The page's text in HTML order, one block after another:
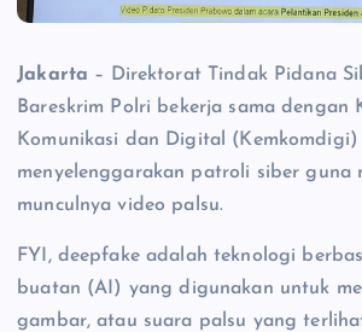
Jakarta – Direktorat Tindak Pidana
Bareskrim Polri bekerja sama dengan
Komunikasi dan Digital (Kemkomdigi)
menyelenggarakan patroli siber guna
munculnya video palsu.
FYI, deepfake adalah teknologi
buatan (AI) yang digunakan untuk
gambar, atau suara palsu yang